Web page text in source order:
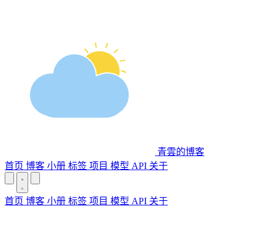
青雲的博客
首页 博客 小册 标签 项目 模型 API 关于
首页 博客 小册 标签 项目 模型 API 关于